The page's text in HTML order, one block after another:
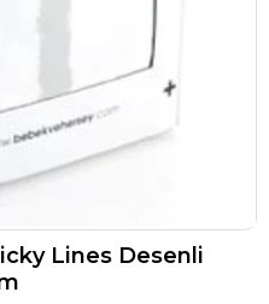
Lines Desenli